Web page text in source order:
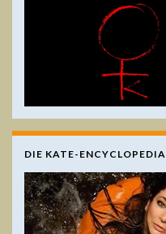
DIE KATE-ENCYCLOPEDIA